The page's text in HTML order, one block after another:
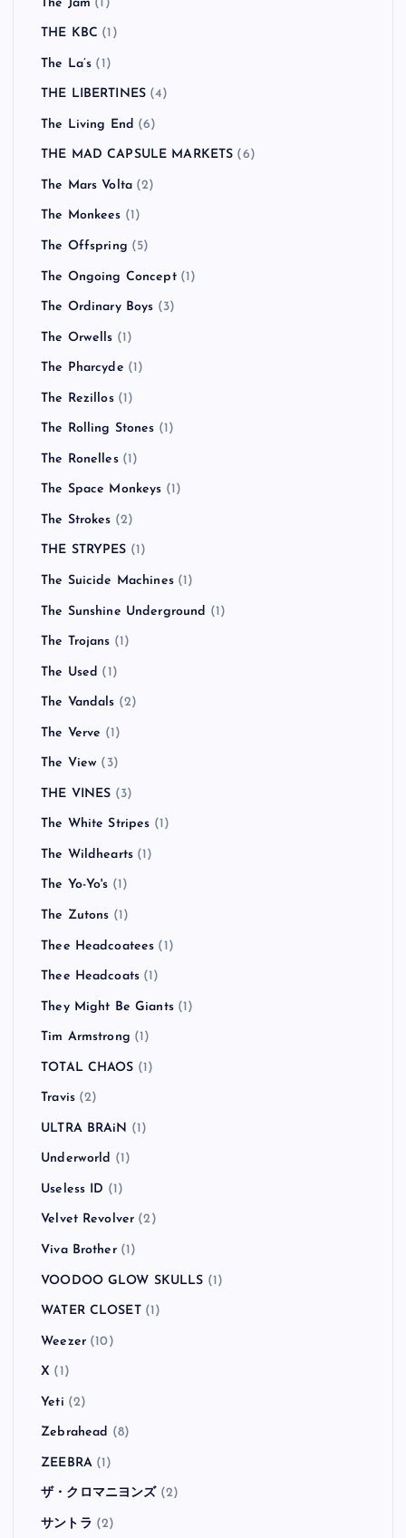
The Jam (1)
THE KBC (1)
The La’s (1)
THE LIBERTINES (4)
The Living End (6)
THE MAD CAPSULE MARKETS (6)
The Mars Volta (2)
The Monkees (1)
The Offspring (5)
The Ongoing Concept(1)
The Ordinary Boys (3)
The Orwells (1)
The Pharcyde (1)
The Rezillos(1)
The Rolling Stones (1)
The Ronelles(1)
The Space Monkeys (1)
The Strokes (2)
THE STRYPES (1)
The Suicide Machines(1)
The Sunshine Underground (1)
The Trojans (1)
The Used (1)
The Vandals (2)
The Verve (1)
The View (3)
THE VINES (3)
The White Stripes (1)
The Wildhearts (1)
The Yo-Yo's (1)
The Zutons (1)
Thee Headcoatees (1)
Thee Headcoats (1)
They Might Be Giants(1)
Tim Armstrong (1)
TOTAL CHAOS (1)
Travis(2)
ULTRA BRAiN (1)
Underworld (1)
Useless ID (1)
Velvet Revolver (2)
Viva Brother(1)
VOODOO GLOW SKULLS (1)
WATER CLOSET(1)
Weezer(10)
X (1)
Yeti (2)
Zebrahead (8)
ZEEBRA(1)
ザ・クロマニヨンズ (2)
サントラ (2)